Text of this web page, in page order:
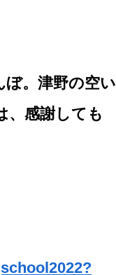
。津野の空い
、感謝しても